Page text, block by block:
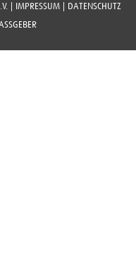
| IMPRESSUM| DATENSCHUTZ